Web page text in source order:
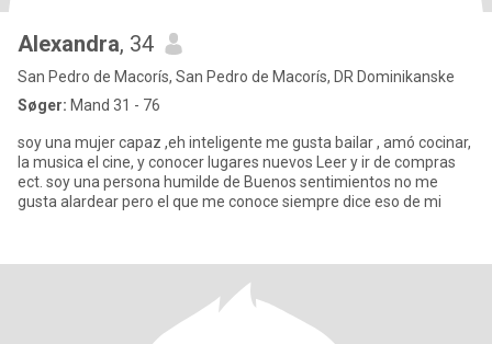
Alexandra, 34
San Pedro de Macorís, San Pedro de Macorís, DR Dominikanske
Søger: Mand 31 - 76
soy una mujer capaz ,eh inteligente me gusta bailar , amó cocinar,
la musica el cine, y conocer lugares nuevos Leer y ir de compras
ect. soy una persona humilde de Buenos sentimientos no me
gusta alardear pero el que me conoce siempre dice eso de mi